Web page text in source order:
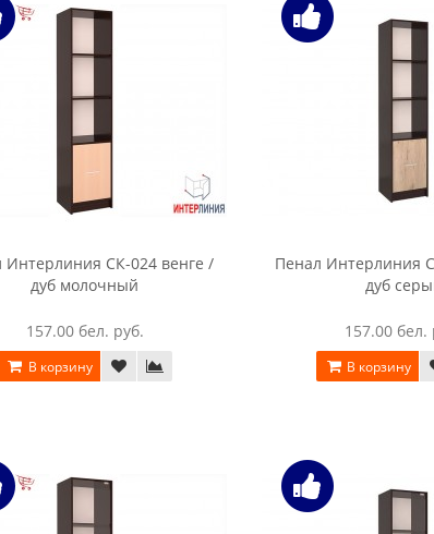
Интерлиния СК-024 венге /
дуб молочный
157.00 бел. руб.
В корзину
Пенал Интерлиния
дуб
157.00 бел.
В корзину